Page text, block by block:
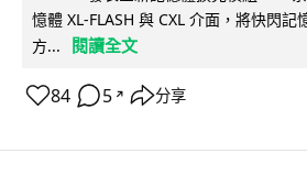
憶體 XL-FLASH 與 CXL 介面，將快閃
方...
閱讀全文
84 5 ↗ 分享